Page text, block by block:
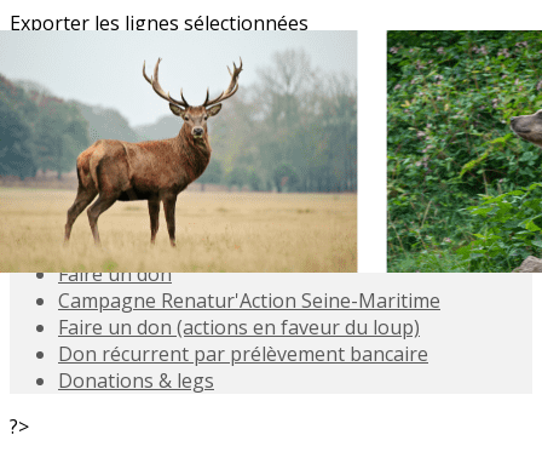
Exporter les lignes sélectionnées
Exporter toutes les colonnes
Exporter uniquement les colonnes affichées
Menu
<
>
Adhésions
Adhésion personnes morales
Faire un don
Campagne Renatur'Action Seine-Maritime
Faire un don (actions en faveur du loup)
Don récurrent par prélèvement bancaire
Donations & legs
?>